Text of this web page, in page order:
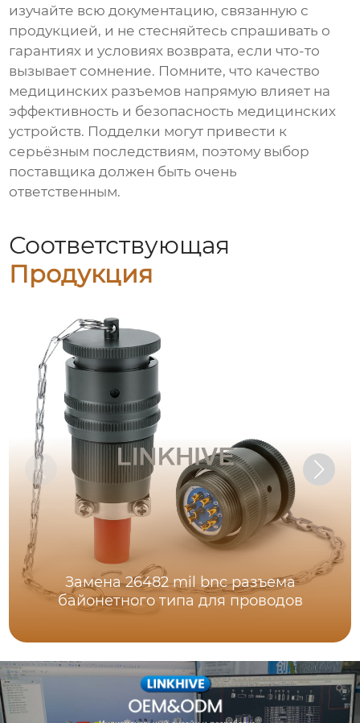
изучайте всю документацию, связанную с
продукцией, и не стесняйтесь спрашивать о
гарантиях и условиях возврата, если что-то
вызывает сомнение. Помните, что качество
медицинских разъемов напрямую влияет на
эффективность и безопасность медицинских
устройств. Подделки могут привести к
серьёзным последствиям, поэтому выбор
поставщика должен быть очень
ответственным.
Соответствующая
Продукция
Замена 26482 mil bnc разъема
байонетного типа для проводов